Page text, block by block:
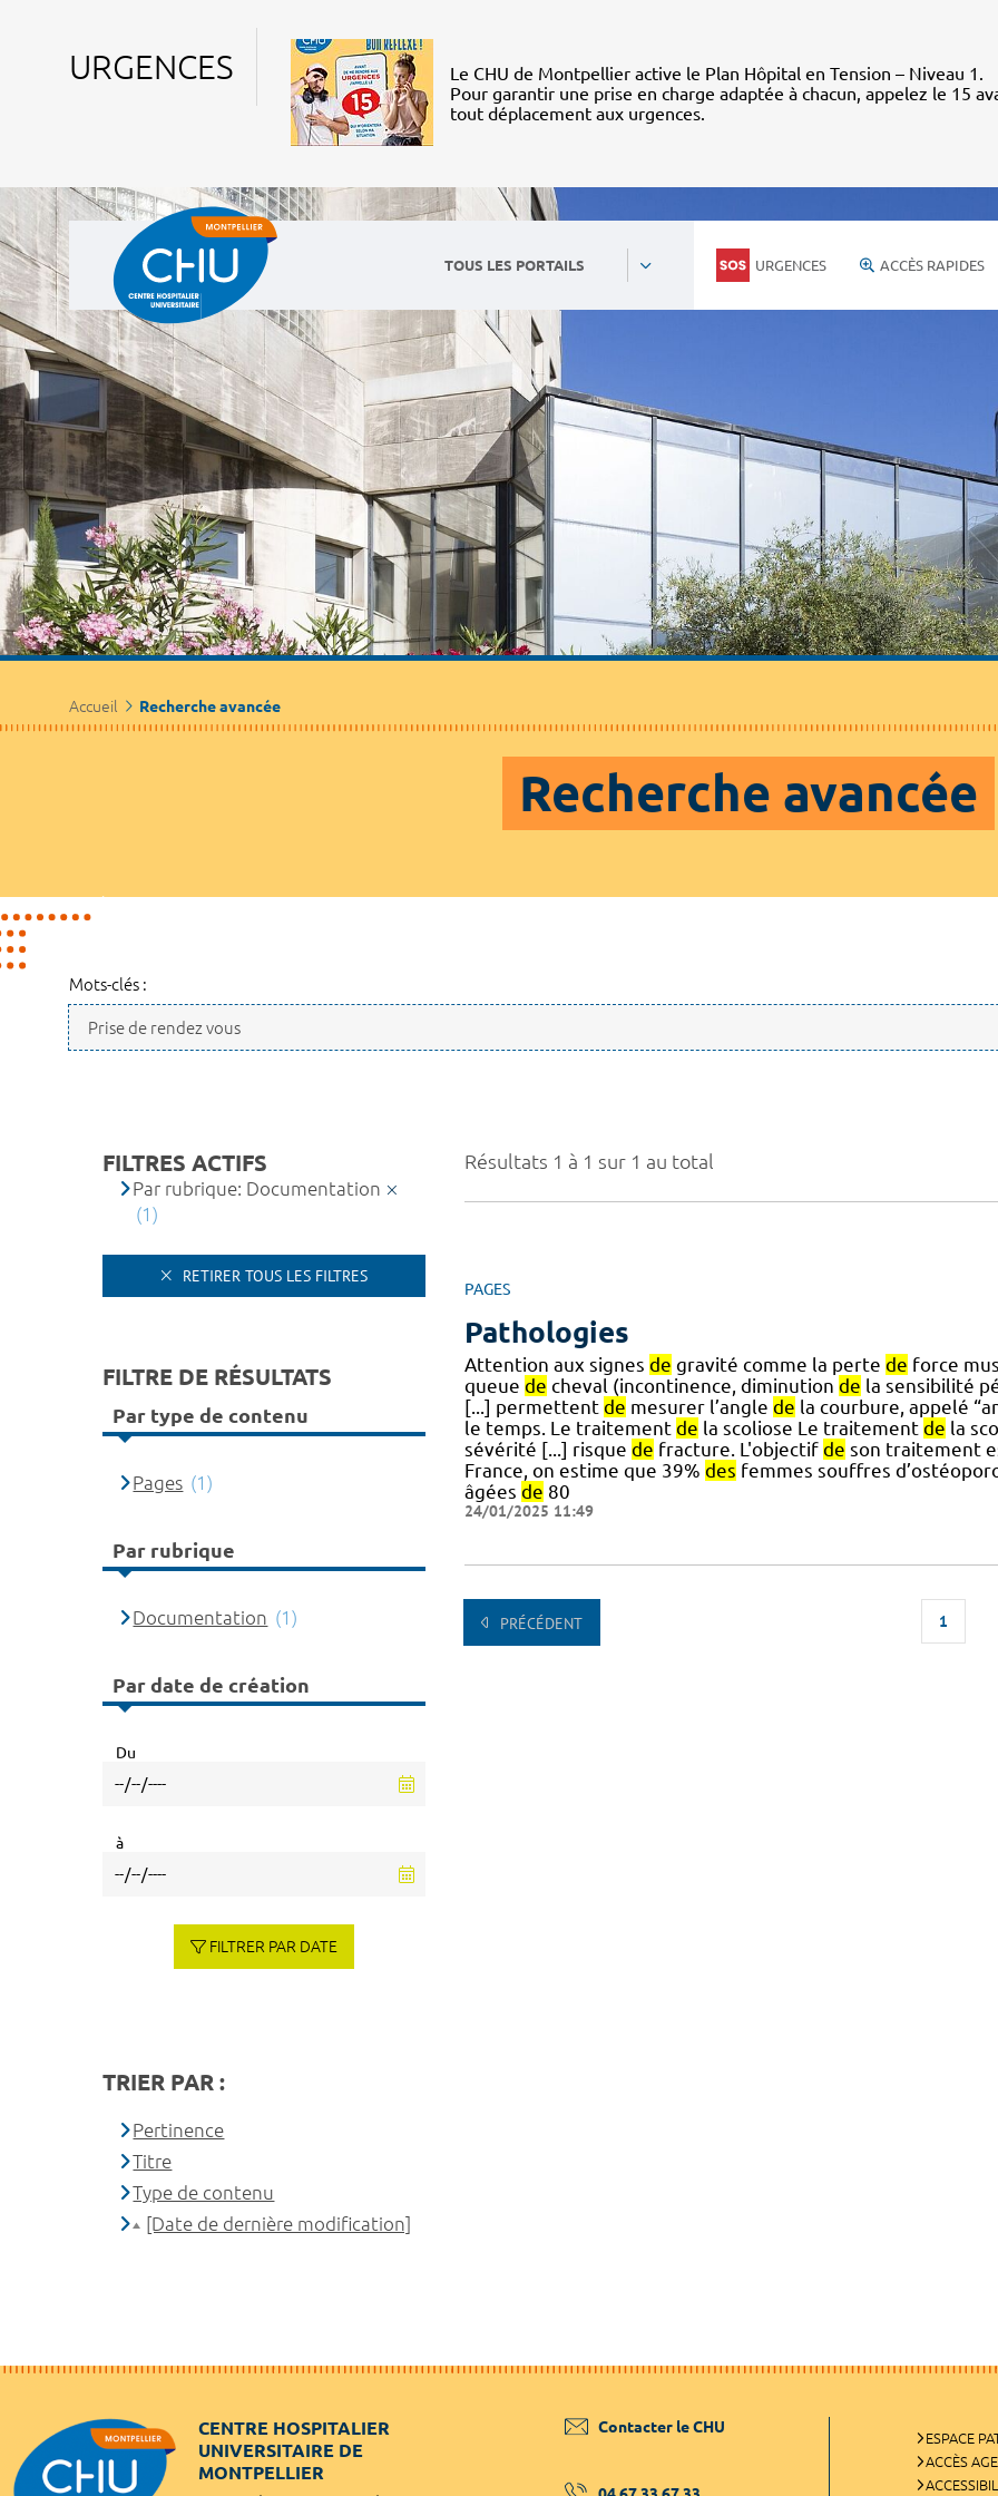
URGENCES
Le CHU de Montpellier active le Plan Hôpital en Tension – Niveau 1.
Pour garantir une prise en charge adaptée à chacun, appelez le 15
tout déplacement aux urgences.
TOUS LES PORTAILS URGENCES ACCÈS RAPIDES
Accueil Recherche avancée
Recherche avancée
Mots-clés :
Résultats 1 à 1 sur 1 au total
PAGES
Pathologies
Attention aux signes de gravité comme la perte de force
queue de cheval (incontinence, diminution de la sensibilité
[...] permettent de mesurer l’angle de la courbure, appelé
le temps. Le traitement de la scoliose Le traitement de la
sévérité [...] risque de fracture. L'objectif de son traitement
France, on estime que 39% des femmes souffres
âgées de 80
24/01/2025 11:49
PRÉCÉDENT 1
FILTRES ACTIFS
Par rubrique: Documentation
(1)
RETIRER TOUS LES FILTRES
FILTRE DE RÉSULTATS
Par type de contenu
Pages (1)
Par rubrique
Documentation (1)
Par date de création
Du
à
FILTRER PAR DATE
TRIER PAR :
Pertinence
Titre
Type de contenu
[Date de dernière modification]
CENTRE HOSPITALIER
UNIVERSITAIRE DE
MONTPELLIER
Contacter le CHU
ESPACE
ACCÈS